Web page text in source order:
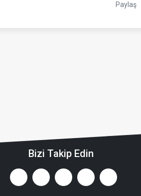
Paylaş
Bizi Takip Edin